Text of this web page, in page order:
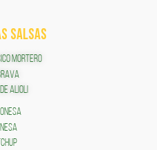
SALSAS
MORTERO
ALIOLI